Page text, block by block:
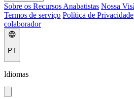
Sobre os Recursos Anabatistas Nossa
Termos de serviço Política de Privacidade
colaborador
PT
Idiomas